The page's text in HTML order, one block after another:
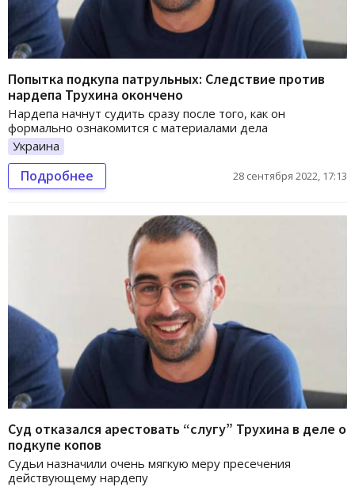
Попытка подкупа патрульных: Следствие против
нардепа Трухина окончено
Нардепа начнут судить сразу после того, как он
формально ознакомится с материалами дела
Украина
Подробнее 28 сентября 2022, 17:13
Суд отказался арестовать “слугу” Трухина в деле о
подкупе копов
Судьи назначили очень мягкую меру пресечения
действующему нардепу